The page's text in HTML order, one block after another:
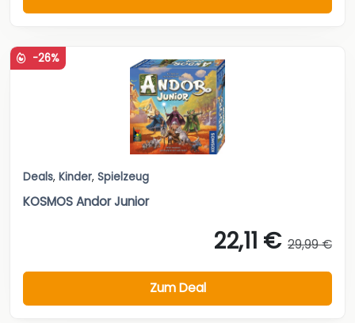
-26%
Deals, Kinder, Spielzeug
KOSMOS Andor Junior
22,11 € 29,99 €
Zum Deal